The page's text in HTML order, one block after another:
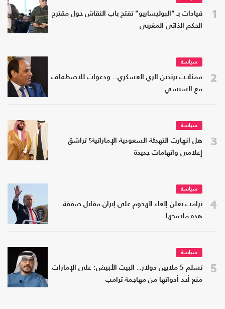
1
قيادات بـ "البوليساريو" تفتح باب النقاش حول مقترح
الحكم الذاتي المغربي
2
سياسة
ممثلات يرتدين الزي العسكري.. ودعوات للاصطفاف
مع السيسي
3
سياسة
هل انهارت التهدئة السعودية الإماراتية؟ تراشق
إعلامي واتهامات جديدة
4
سياسة
ترامب يعلن إلغاء الهجوم على إيران مقابل صفقة..
هذه ملامحها
5
سياسة
تسلم 5 ملايين دولار.. البيت الأبيض: على الإمارات
منع أحد أدواتها من مهاجمة ترامب